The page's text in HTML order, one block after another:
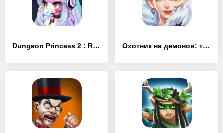
Dungeon Princess 2 : RPG Охотник на демонов: темница